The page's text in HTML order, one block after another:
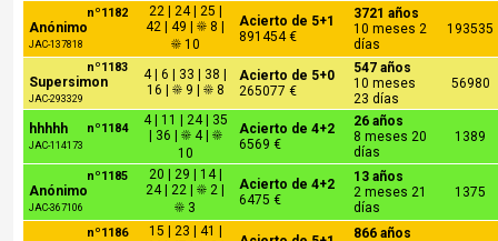
nº1182
Anónimo
JAC-137818
22 | 24 | 25 |
42 | 49 | ☀ 8 |
☀ 10
Acierto de 5+1
891454 €
3721 años
10 meses 2
días
193535
nº1183
Supersimon
JAC-293329
4 | 6 | 33 | 38 |
16 | ☀ 9 | ☀ 8
Acierto de 5+0
265077 €
547 años
10 meses
23 días
56980
nº1184
hhhhh
JAC-114173
4 | 11 | 24 | 35
| 36 | ☀ 4 | ☀
10
Acierto de 4+2
6569 €
26 años
8 meses 20
días
1389
nº1185
Anónimo
JAC-367106
20 | 29 | 14 |
24 | 22 | ☀ 2 |
☀ 3
Acierto de 4+2
6475 €
13 años
2 meses 21
días
1375
nº1186
15 | 23 | 41 |
866 años